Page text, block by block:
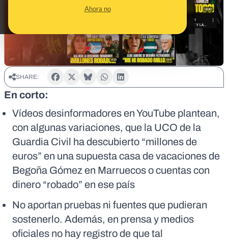
Ahora no
SHARE:
En corto:
Vídeos desinformadores en YouTube plantean,
con algunas variaciones, que la UCO de la
Guardia Civil ha descubierto “millones de
euros” en una supuesta casa de vacaciones de
Begoña Gómez en Marruecos o cuentas con
dinero “robado” en ese país
No aportan pruebas ni fuentes que pudieran
sostenerlo. Además, en prensa y medios
oficiales no hay registro de que tal